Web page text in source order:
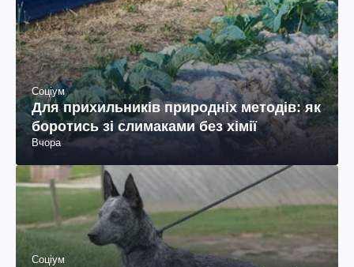
Соціум
Для прихильників природніх методів: як
боротись зі слимаками без хімії
Вчора
Соціум